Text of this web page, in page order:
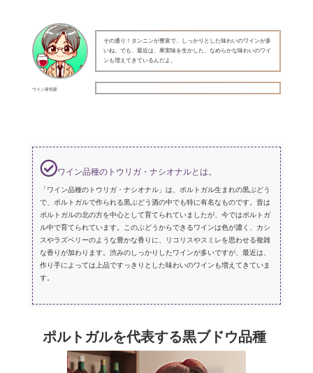
ワイン研究家
その通り！タンニンが豊富で、しっかりとした味わいのワインが多
いね。でも、最近は、果実味を生かした、なめらかな味わいのワイ
ンも増えてきているんだよ。
ワイン品種のトウリガ・ナシオナルとは。
「ワイン品種のトウリガ・ナシオナル」は、ポルトガル生まれの黒ぶどう
で、ポルトガルで作られる黒ぶどう酒の中でも特に有名なものです。昔は
ポルトガルの北の方を中心として育てられていましたが、今ではポルトガ
ル中で育てられています。このぶどうからできるワインは色が濃く、カシ
スやラズベリーのような豊かな香りに、リコリスやスミレを思わせる複雑
な香りが加わります。渋みのしっかりしたワインが多いですが、最近は、
作り手によっては上品ですっきりとした味わいのワインも増えてきていま
す。
ポルトガルを代表する黒ブドウ品種